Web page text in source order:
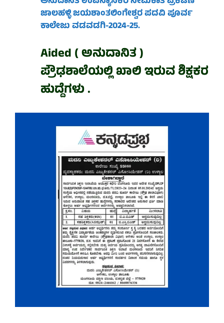
ಜಾಲಹಳ್ಳಿ ಜಯಶಾಂತಲಿಂಗೇಶ್ವರ ಪದವಿ ಪೂರ್ವ
ಕಾಲೇಜು ವಡವಡಗಿ-2024-25.
Aided ( ಅನುದಾನಿತ )
ಪ್ರೌಢಶಾಲೆಯಲ್ಲಿ ಖಾಲಿ ಇರುವ ಶಿಕ್ಷಕರ
ಹುದ್ದೆಗಳು .